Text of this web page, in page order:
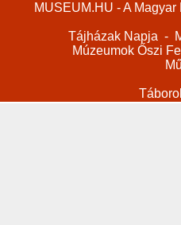
MUSEUM.HU - A
Tájházak Napja -
Múzeumok Őszi